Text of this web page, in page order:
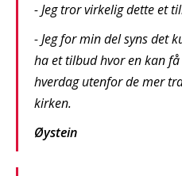
- Jeg tror virkelig dette et
- Jeg for min del syns det
ha et tilbud hvor en kan
hverdag utenfor de mer
kirken.
Øystein